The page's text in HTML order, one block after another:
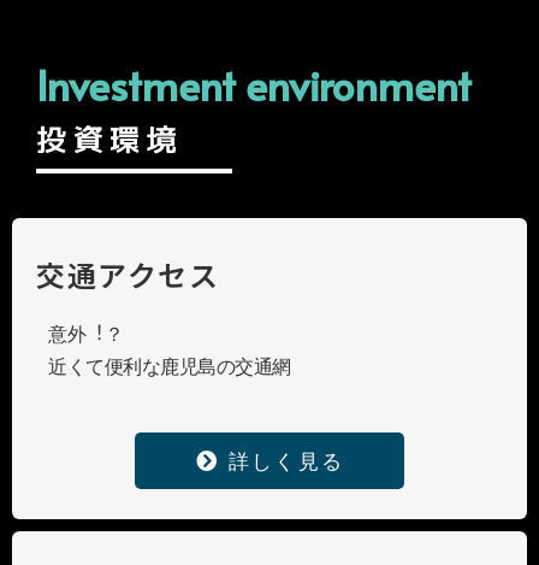
Investment environment
投資環境
交通アクセス
意外︕？
近くて便利な鹿児島の交通網
詳しく見る